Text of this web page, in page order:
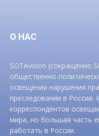
О НАС
SOTAvision (сокращенно
общественно-
освещении нарушения
преследовании в России.
корреспондентов
мира, но большая часть
работать в России.